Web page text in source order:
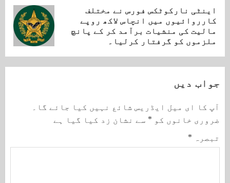
Next
post:
اینٹی نارکوٹکس فورس نے مختلف
کارروائیوں میں انچاس لاکھ روپے
مالیت کی منشیات برآمد کر کے پانچ
ملزموں کو گرفتار کرلیا۔
جواب دیں
آپ کا ای میل ایڈریس شائع نہیں کیا جائے گا۔
ضروری خانوں کو * سے نشان زد کیا گیا ہے
تبصرہ *